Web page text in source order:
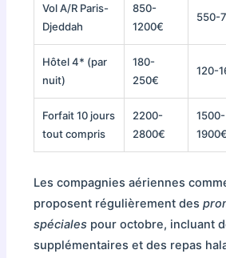
Vol A/R Paris-
Djeddah
850-
1200€
550-
Hôtel 4* (par
nuit)
180-
250€
120-
Forfait 10 jours
tout compris
2200-
2800€
1500-
1900€
Les compagnies aériennes
proposent régulièrement des
spéciales pour octobre, incluant
supplémentaires et des repas